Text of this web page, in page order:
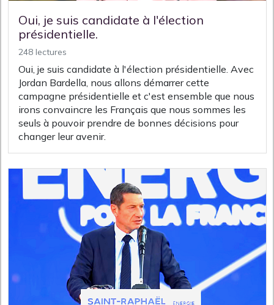
Oui, je suis candidate à l'élection
présidentielle.
248 lectures
Oui, je suis candidate à l'élection présidentielle. Avec
Jordan Bardella, nous allons démarrer cette
campagne présidentielle et c'est ensemble que nous
irons convaincre les Français que nous sommes les
seuls à pouvoir prendre de bonnes décisions pour
changer leur avenir.